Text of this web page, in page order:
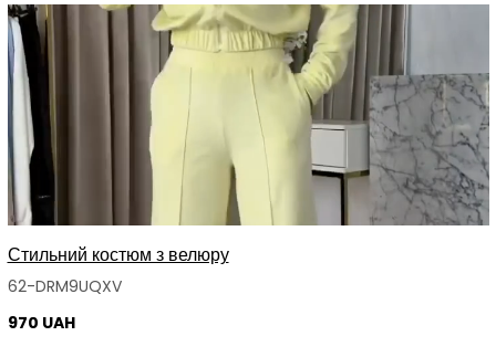
Стильний костюм з велюру
62-DRM9UQXV
970 UAH